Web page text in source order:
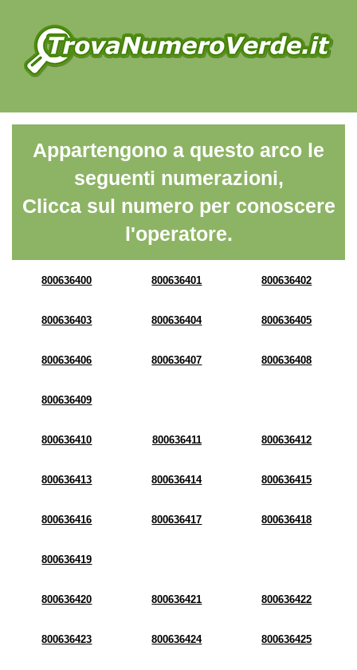
Appartengono a questo arco le
seguenti numerazioni,
Clicca sul numero per conoscere
l'operatore.
800636400 800636401 800636402
800636403 800636404 800636405
800636406 800636407 800636408
800636409
800636410 800636411 800636412
800636413 800636414 800636415
800636416 800636417 800636418
800636419
800636420 800636421 800636422
800636423 800636424 800636425